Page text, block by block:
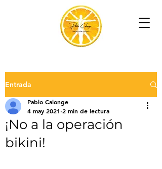
Entrada
¡No a la operación
bikini!
Pablo Calonge
4 may 2021 2 min de lectura